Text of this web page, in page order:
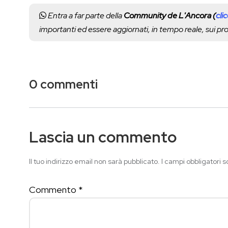
Entra a far parte dellaCommunity de L'Ancora (
importanti ed essere aggiornati, in tempo reale, sui
0 commenti
Lascia un commento
Il tuo indirizzo email non sarà pubblicato. I campi obbligatori
Commento *